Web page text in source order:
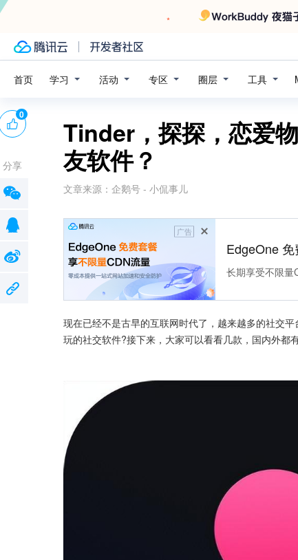
首页 学习 活动 专区 圈层 工具
Tinder，探探，恋爱
友软件？
文章来源： 企鹅号 - 小侃事儿
广告
EdgeOne
长期享受不限量
现在已经不是古早的互联网时代了，越来越多的社交
玩的社交软件?接下来，大家可以看看几款，国内外都有
0
分享